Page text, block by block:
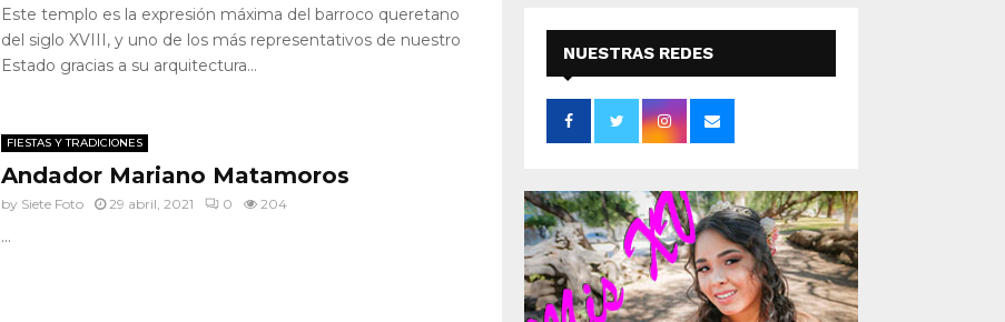
Este templo es la expresión máxima del barroco queretano
del siglo XVIII, y uno de los más representativos de nuestro
Estado gracias a su arquitectura...
FIESTAS Y TRADICIONES
Andador Mariano Matamoros
by Siete Foto 29 abril, 2021 0 204
...
NUESTRAS REDES
SOCIALES